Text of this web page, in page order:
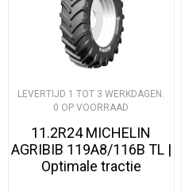
LEVERTIJD 1 TOT 3 WERKDAGEN.
0 OP VOORRAAD
11.2R24 MICHELIN
AGRIBIB 119A8/116B TL |
Optimale tractie